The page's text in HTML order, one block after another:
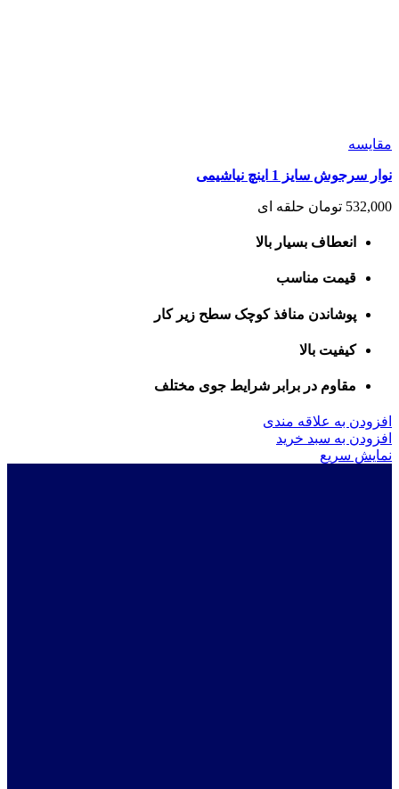
مقايسه
نوار سرجوش سایز 1 اینچ نیاشیمی
532,000 تومان حلقه ای
انعطاف بسیار بالا
قیمت مناسب
پوشاندن منافذ کوچک سطح زیر کار
کیفیت بالا
مقاوم در برابر شرایط جوی مختلف
افزودن به علاقه مندی
افزودن به سبد خرید
نمایش سریع